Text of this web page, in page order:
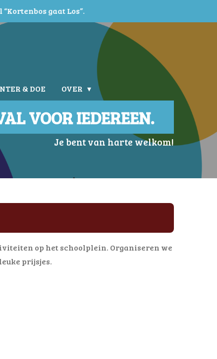
gaat Los”.
& DOE OVER
VOOR IEDEREEN.
Je bent van harte welkom!
op het schoolplein. Organiseren we
prijsjes.